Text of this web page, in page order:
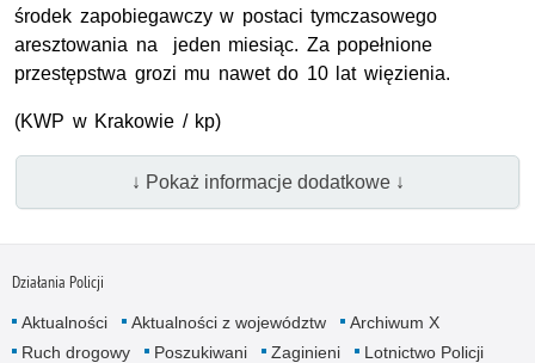
środek zapobiegawczy w postaci tymczasowego
aresztowania na jeden miesiąc. Za popełnione
przestępstwa grozi mu nawet do 10 lat więzienia.
(KWP w Krakowie / kp)
↓ Pokaż informacje dodatkowe ↓
Działania Policji
Aktualności Aktualności z województw
Archiwum X
Ruch drogowy
Poszukiwani Zaginieni
Lotnictwo Policji